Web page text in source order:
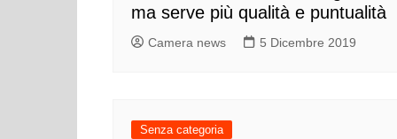
ma serve più qualità e puntualità
Camera news 5 Dicembre 2019
Senza categoria